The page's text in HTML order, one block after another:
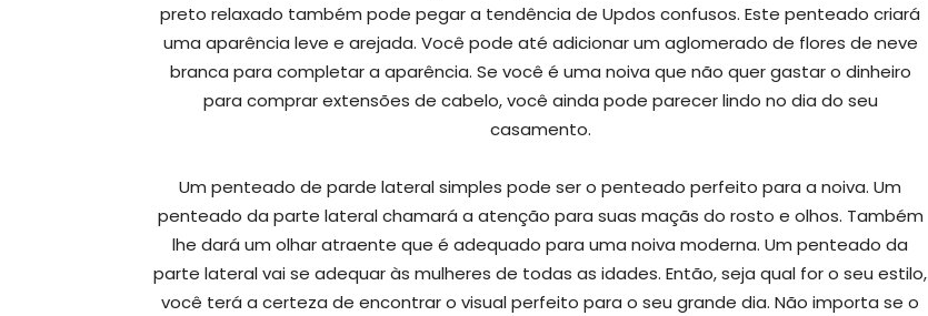
preto relaxado também pode pegar a tendência de Updos confusos. Este penteado criará
uma aparência leve e arejada. Você pode até adicionar um aglomerado de flores de neve
branca para completar a aparência. Se você é uma noiva que não quer gastar o dinheiro
para comprar extensões de cabelo, você ainda pode parecer lindo no dia do seu
casamento.
Um penteado de parde lateral simples pode ser o penteado perfeito para a noiva. Um
penteado da parte lateral chamará a atenção para suas maçãs do rosto e olhos. Também
lhe dará um olhar atraente que é adequado para uma noiva moderna. Um penteado da
parte lateral vai se adequar às mulheres de todas as idades. Então, seja qual for o seu estilo,
você terá a certeza de encontrar o visual perfeito para o seu grande dia. Não importa se o